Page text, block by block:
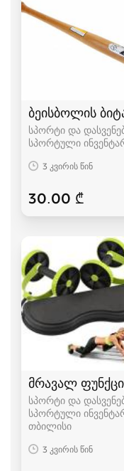
ბეისბოლის
სპორტი და
სპორტული
3 კვირის წინ
30.00 ₾
მრავალ
სპორტი და
სპორტული
თბილისი
3 კვირის წინ